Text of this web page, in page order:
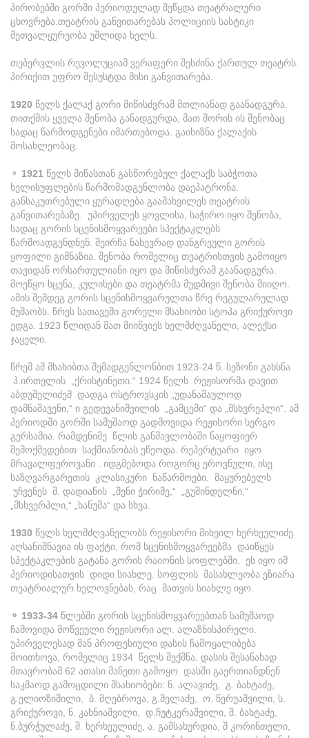
პირობებში გორში პერიოდულად შეწყდა თეატრალური
ცხოვრება.თეატრის განვითარებას პოლიციის სასტიკი
მეთვალყურეობა უშლიდა ხელს.
თებერვლის რევოლუციამ ვერაფერი შესძინა ქართულ თეატრს.
პირიქით უფრო შესუსტდა მისი განვითარება.
1920 წელს ქალაქ გორი მიწისძვრამ მთლიანად გაანადგურა.
თითქმის ყველა შენობა განადგურდა, მათ შორის ის შენობაც
სადაც წარმოდგენები იმართებოდა. გაიხიზნა ქალაქის
მოსახლეობაც.
⚬ 1921 წელს მიწასთან გასწორებულ ქალაქს საბჭოთა
ხელისუფლების წარმომადგენლობა დაეპატრონა.
განსაკუთრებული ყურადღება გაამახვილეს თეატრის
განვითარებაზე. უპირველეს ყოვლისა, საჭირო იყო შენობა,
სადაც გორის სცენისმოყვარეები სპექტაკლებს
წარმოადგენდნენ. შეირჩა ნახევრად დანგრეული გორის
ყოფილი გიმნაზია. შენობა რომელიც თეატრისთვის გამოიყო
თავიდან ორსართულიანი იყო და მიწისძვრამ გაანადგურა.
მოეწყო სცენა, კულისები და თეატრმა მუდმივი შენობა მიიღო.
ამის შემდეგ გორის სცენისმოყვარულთა წრე რეგულარულად
მუშაობს. წრეს სათავეში გორელი მსახიობი სტოპა გრიქუროვი
ედგა. 1923 წლიდან მათ მიიწვიეს ხელმძღვანელი, ალექსი
ჯაყელი.
წრემ ამ მსახიბთა შემადგენლონბით 1923-24 წ. სეზონი გახსნა
პ.ირთელის „ქრისტინეთი.“ 1924 წელს რეჟისორმა დავით
აბდუშელიძემ დადგა ოსტროვსკის „უდანაშაულოდ
დამნაშავენი,“ ი გედევანიშვილის „გამცემი“ და „მსხვრეპლი“. ამ
პერიოდში გორში სამუშაოდ გადმოვიდა რეჟისორი სერგო
გერსამია. რამდენიმე წლის განმავლობაში ნაყოფიერ
შემოქმედებით საქმიანობას ეწეოდა. რეპერტუარი იყო
მრავალფეროვანი . იდგმებოდა როგორც ეროვნული, ისე
საზღვარგარეთის კლასიკური ნაწარმოები. მაყურებელს
უჩვენეს შ. დადიანის „შენი ჭირიმე,“ „გუშინდელნი,“
„მსხვერპლი,“ „ხანუმა“ და სხვა.
1930 წელს ხელმძღვანელობს რეჟისორი მიხეილ ხერხეულიძე.
აღსანიშნავია ის ფაქტი, რომ სცენისმოყვარეებმა დაიწყეს
სპექტაკლების გატანა გორის რაიონის სოფლებში. ეს იყო იმ
პერიოდისათვის დიდი სიახლე. სოფლის მასახლეობა ეზიარა
თეატრიალურ ხელოვნებას, რაც მათვის სიახლე იყო.
⚬ 1933-34 წლებში გორის სცენისმოყვარეებთან სამუშაოდ
ჩამოვიდა მოწვეული რეჟისორი ალ. ალაზნისპირელი.
უპირველესად მან პროფესიული დასის ჩამოყალიბება
მოითხოვა, რომელიც 1934 წელს შექმნა. დასის შესანახად
მთავრობამ 62 ათასი მანეთი გამოყო. დასში გაერთიანდნენ
საკმაოდ გამოცდილი მსახიობები: ნ. ალავიძე, გ. ბახტაძე,
გ.ელიოზიშილი, ბ. მღებროვა, გ.მელაძე, ო. წერუაშვილი, ს.
გრიქუროვი, ნ. კახნიაშვილი, დ.ჩუტკერაშვილი, შ. ბახტაძე,
ნ.ბურჭულაძე, შ. ხერხეულიძე, ა. გამსახურდია, შ კორინთელი,